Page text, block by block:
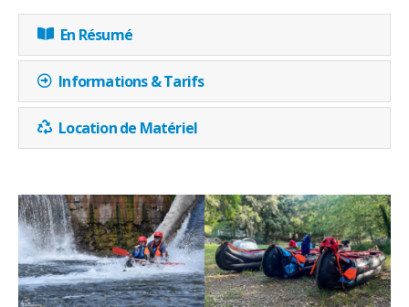
En Résumé
Informations & Tarifs
Location de Matériel